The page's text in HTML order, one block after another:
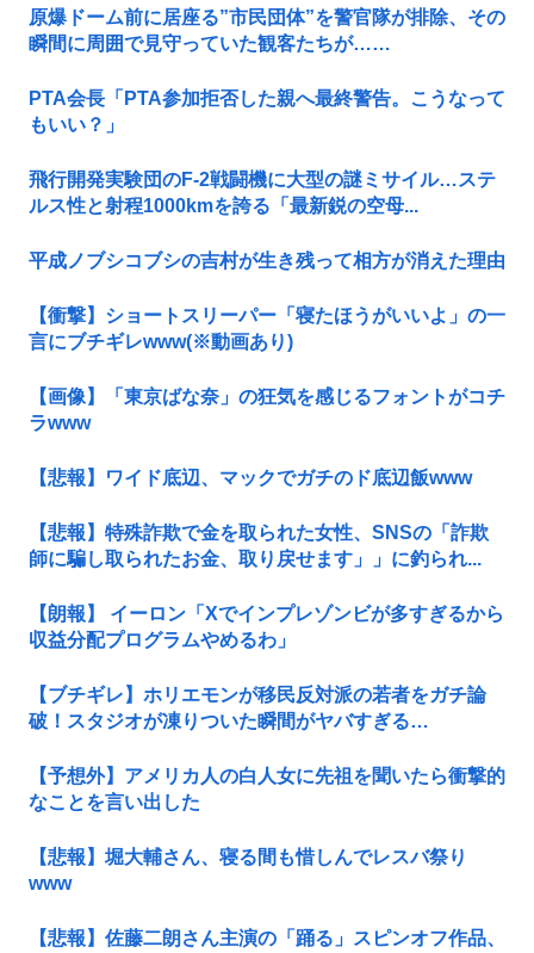
原爆ドーム前に居座る”市民団体”を警官隊が排除、その
瞬間に周囲で見守っていた観客たちが……
PTA会長「PTA参加拒否した親へ最終警告。こうなって
もいい？」
飛行開発実験団のF-2戦闘機に大型の謎ミサイル…ステ
ルス性と射程1000kmを誇る「最新鋭の空母...
平成ノブシコブシの吉村が生き残って相方が消えた理由
【衝撃】ショートスリーパー「寝たほうがいいよ」の一
言にブチギレwww(※動画あり)
【画像】「東京ばな奈」の狂気を感じるフォントがコチ
ラwww
【悲報】ワイド底辺、マックでガチのド底辺飯www
【悲報】特殊詐欺で金を取られた女性、SNSの「詐欺
師に騙し取られたお金、取り戻せます」」に釣られ...
【朗報】 イーロン「Xでインプレゾンビが多すぎるから
収益分配プログラムやめるわ」
【ブチギレ】ホリエモンが移民反対派の若者をガチ論
破！スタジオが凍りついた瞬間がヤバすぎる…
【予想外】アメリカ人の白人女に先祖を聞いたら衝撃的
なことを言い出した
【悲報】堀大輔さん、寝る間も惜しんでレスバ祭り
www
【悲報】佐藤二朗さん主演の「踊る」スピンオフ作品、